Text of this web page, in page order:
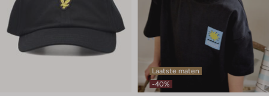
Laatste maten
-40%